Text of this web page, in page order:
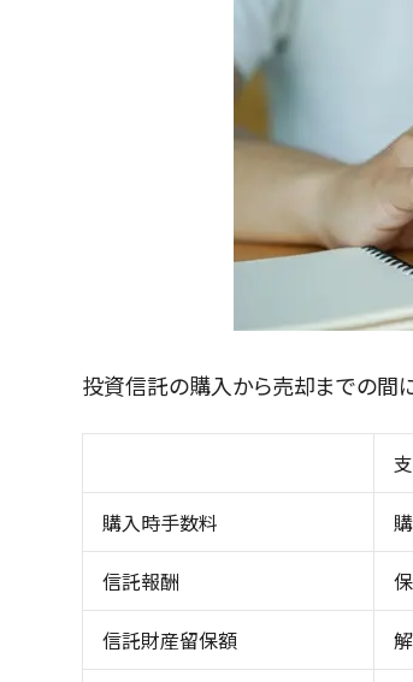
投資信託の購入から売却までの間
購入時手数料
信託報酬
信託財産留保額